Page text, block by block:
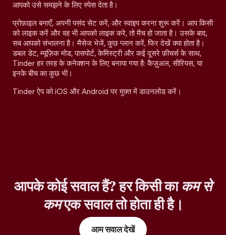
आपको उसे समझने के लिए स्पेस देता है।
प्रोफ़ाइल बनाएँ, अपनी पसंद सेट करें, और स्वाइप करना शुरू करें। आप किसी
को लाइक करें और वह भी आपको लाइक करे, तो मैच हो जाता है। उसके बाद,
सब आपको संभालना है। मैसेज भेजें, कुछ प्लान करें, फिर देखें क्या होता है।
डबल डेट, म्यूज़िक मोड, पासपोर्ट, केमिस्ट्री और कई दूसरे फ़ीचर्स के साथ,
Tinder हर तरह के कनेक्शन के लिए बनाया गया है: कैज़ुअल, सीरियस, या
इनके बीच का कुछ भी।
Tinder ऐप को iOS और Android पर मुफ़्त में डाउनलोड करें।
आपके कोई सवाल हैं? हर किसी काकम से
कमएक सवाल तो होता ही है।
आम सवाल देखें